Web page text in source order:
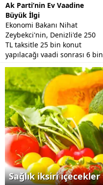
Ak Parti’nin Ev Vaadine
Büyük İlgi
Ekonomi Bakanı Nihat
Zeybekci'nin, Denizli'de 250
TL taksitle 25 bin konut
yapılacağı vaadi sonrası 6 bin
kişi başvuru yaptı.
Sağlık iksiri içecekler